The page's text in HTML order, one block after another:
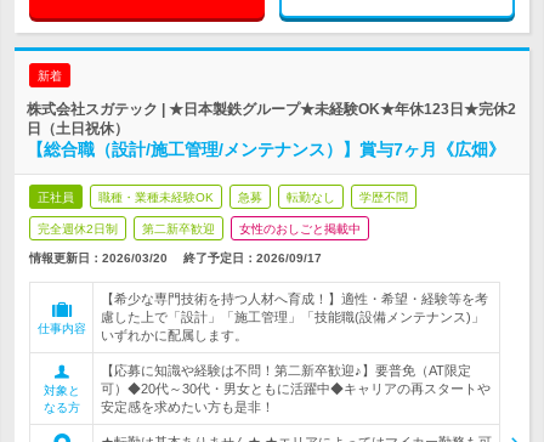
新着
株式会社スガテック | ★日本製鉄グループ★未経験OK★年休123日★完休2
日（土日祝休）
【総合職（設計/施工管理/メンテナンス）】賞与7ヶ月《広畑》
正社員 職種・業種未経験OK 急募 転勤なし 学歴不問
完全週休2日制 第二新卒歓迎 女性のおしごと掲載中
情報更新日：2026/03/20 終了予定日： 2026/09/17
仕事内容
【希少な専門技術を持つ人材へ育成！】適性・希望・経験等を考
慮した上で「設計」「施工管理」「技能職(設備メンテナンス)」
いずれかに配属します。
対象と
なる方
【応募に知識や経験は不問！第二新卒歓迎♪】要普免（AT限定
可）◆20代～30代・男女ともに活躍中◆キャリアの再スタートや
安定感を求めたい方も是非！